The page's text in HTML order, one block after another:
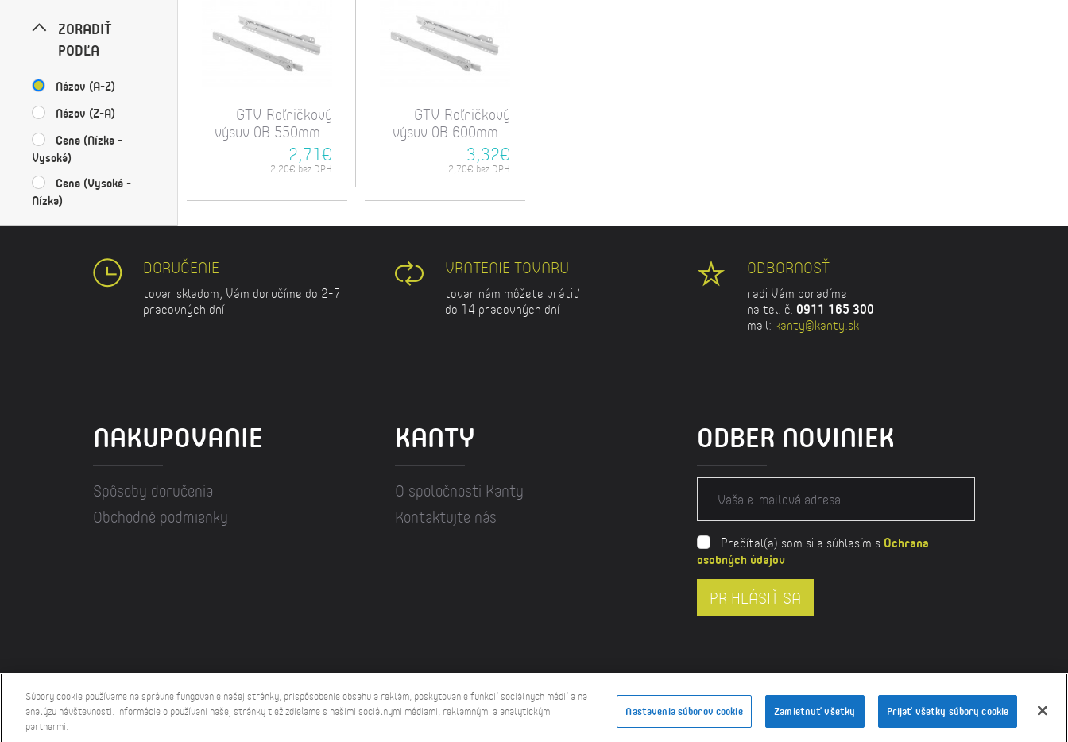
ZORADIŤ
PODĽA
Názov (A-Z)
Názov (Z-A)
Cena (Nízka -
Vysoká)
Cena (Vysoká -
Nízka)
GTV Roľničkový
výsuv 0B 550mm...
2,71€
2,20€ bez DPH
GTV Roľničkový
výsuv 0B 600mm...
3,32€
2,70€ bez DPH
DORUČENIE
tovar skladom, Vám doručíme do 2-7
pracovných dní
VRATENIE TOVARU
tovar nám môžete vrátiť
do 14 pracovných dní
ODBORNOSŤ
radi Vám poradíme
na tel. č. 0911 165 300
mail: kanty@kanty.sk
NAKUPOVANIE
Spôsoby doručenia
Obchodné podmienky
KANTY
O spoločnosti Kanty
Kontaktujte nás
ODBER NOVINIEK
Prečítal(a) som si a súhlasím s Ochrana
osobných údajov
PRIHLÁSIŤ SA
Súbory cookie používame na správne fungovanie našej stránky, prispôsobenie obsahu a reklám, poskytovanie funkcií sociálnych médií a na
analýzu návštevnosti. Informácie o používaní našej stránky tiež zdieľame s našimi sociálnymi médiami, reklamnými a analytickými
partnermi.
Nastavenia súborov cookie Zamietnuť všetky Prijať všetky súbory cookie